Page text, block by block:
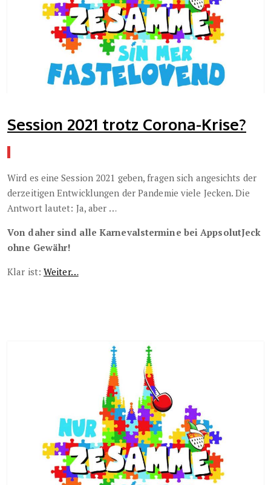
Session 2021 trotz Corona-Krise?
Wird es eine Session 2021 geben, fragen sich angesichts der
derzeitigen Entwicklungen der Pandemie viele Jecken. Die
Antwort lautet: Ja, aber …
Von daher sind alle Karnevalstermine bei AppsolutJeck
ohne Gewähr!
Klar ist: Weiter…